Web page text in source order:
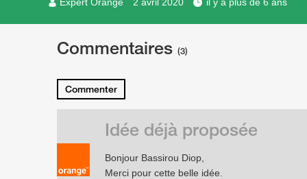
Commentaires (3)
Commenter
Bonjour Bassirou Diop,
Merci pour cette belle idée.
Idée déjà proposée